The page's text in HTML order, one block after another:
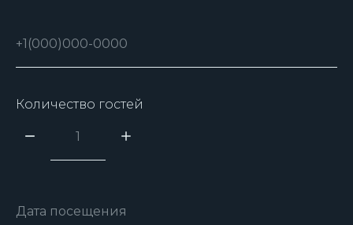
Количество гостей
На Луне на карте Москвы — Яндекс Карты